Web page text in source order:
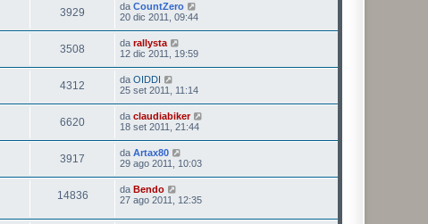
3929 da CountZero
20 dic 2011, 09:44
3508 da rallysta
12 dic 2011, 19:59
4312 da OIDDI
25 set 2011, 11:14
6620 da claudiabiker
18 set 2011, 21:44
3917 da Artax80
29 ago 2011, 10:03
14836 da Bendo
27 ago 2011, 12:35